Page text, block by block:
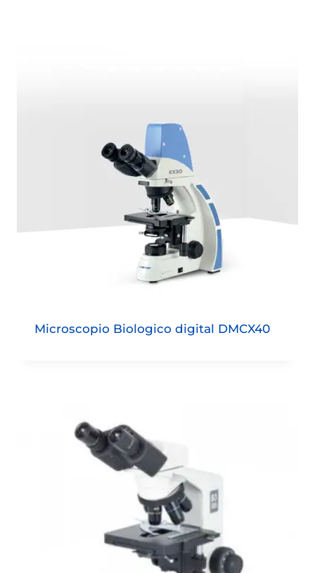
Microscopio Biologico digital DMCX40